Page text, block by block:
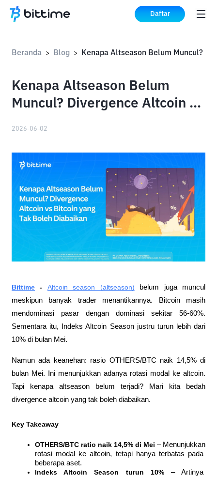
Daftar
Beranda > Blog >
Kenapa Altseason Belum
Muncul? Divergence Altcoin vs
2026-06-02
Bittime - Altcoin season (altseason) belum juga muncul
meskipun banyak trader menantikannya. Bitcoin masih
mendominasi pasar dengan dominasi sekitar 56-60%.
Sementara itu, Indeks Altcoin Season justru turun lebih dari
10% di bulan Mei.
Namun ada keanehan: rasio OTHERS/BTC naik 14,5% di
bulan Mei. Ini menunjukkan adanya rotasi modal ke altcoin.
Tapi kenapa altseason belum terjadi? Mari kita bedah
divergence altcoin yang tak boleh diabaikan.
Key Takeaway
OTHERS/BTC ratio naik 14,5% di Mei – Menunjukkan
rotasi modal ke altcoin, tetapi hanya terbatas pada
beberapa aset.
Indeks Altcoin Season turun 10% – Artinya